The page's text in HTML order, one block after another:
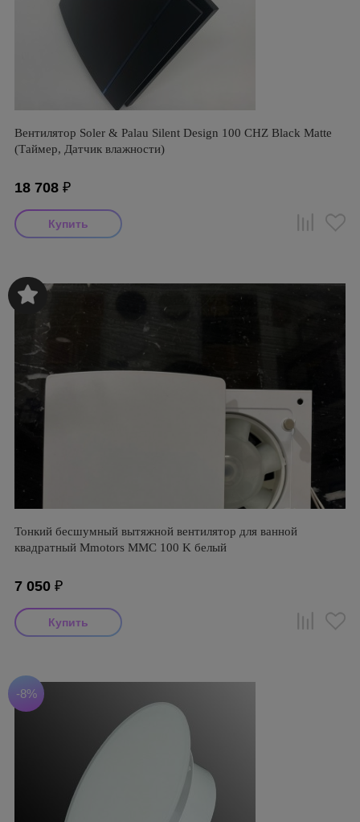
Вентилятор Soler & Palau Silent Design 100 CHZ Black Matte
(Таймер, Датчик влажности)
18 708 ₽
Тонкий бесшумный вытяжной вентилятор для ванной
квадратный Mmotors ММC 100 K белый
7 050 ₽
-8%